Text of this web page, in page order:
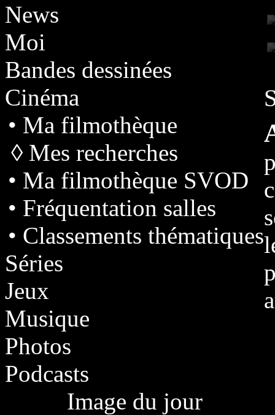
News
Moi
Bandes dessinées
Cinéma
• Ma filmothèque
◊ Mes recherches
• Ma filmothèque SVOD
• Fréquentation salles
• Classements thématiques
Séries
Jeux
Musique
Photos
Podcasts
Image du jour